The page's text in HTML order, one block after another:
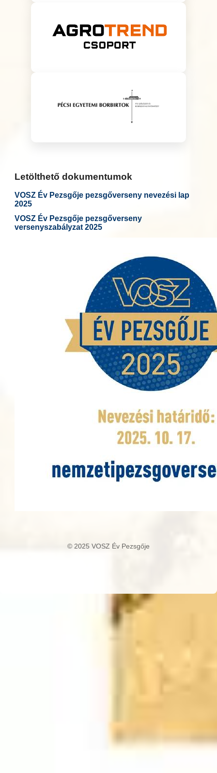
Letölthető dokumentumok
VOSZ Év Pezsgője pezsgőverseny nevezési lap
2025
VOSZ Év Pezsgője pezsgőverseny
versenyszabályzat 2025
© 2025 VOSZ Év Pezsgője